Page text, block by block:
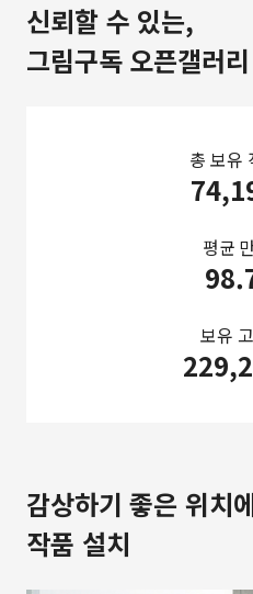
신뢰할 수 있는,
그림구독 오픈갤러리
총 보유
평균
보유
감상하기 좋은 위치
작품 설치